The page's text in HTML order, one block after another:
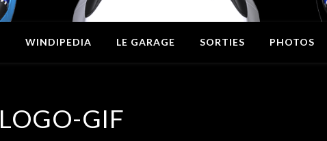
WINDIPEDIA LE GARAGE SORTIES PHOTOS
LOGO-GIF